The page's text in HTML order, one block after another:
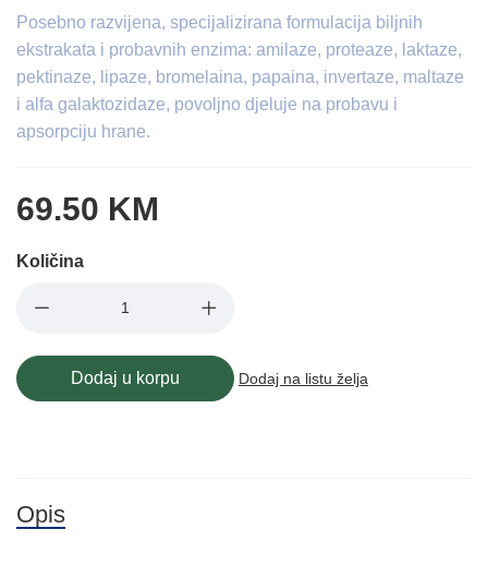
Posebno razvijena, specijalizirana formulacija biljnih
ekstrakata i probavnih enzima: amilaze, proteaze, laktaze,
pektinaze, lipaze, bromelaina, papaina, invertaze, maltaze
i alfa galaktozidaze, povoljno djeluje na probavu i
apsorpciju hrane.
69.50 KM
Količina
Dodaj u korpu Dodaj na listu želja
Opis